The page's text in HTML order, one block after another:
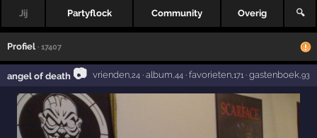
Jij Partyflock Community Overig 🔍
Profiel · 17407
angel of death 📷 vrienden,24· album ,44· favorieten,171· gastenboek,93